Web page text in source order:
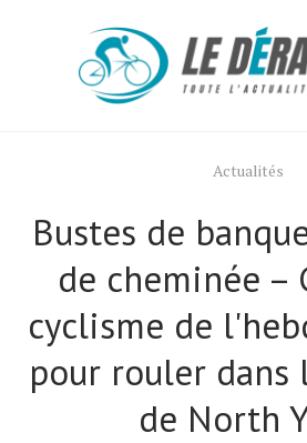
Actualités
Bustes de
de cheminée –
cyclisme de
pour rouler dans
de North